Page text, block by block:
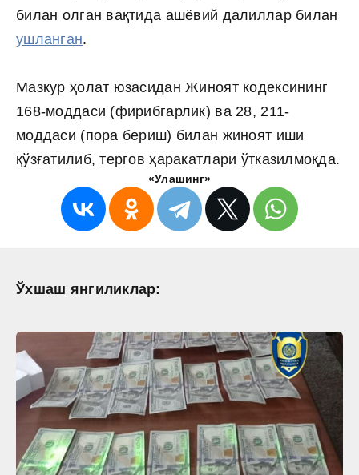
билан олган вақтида ашёвий далиллар билан
ушланган.
Мазкур ҳолат юзасидан Жиноят кодексининг
168-моддаси (фирибгарлик) ва 28, 211-
моддаси (пора бериш) билан жиноят иши
қўзғатилиб, тергов ҳаракатлари ўтказилмоқда.
«Улашинг»
Ўхшаш янгиликлар: